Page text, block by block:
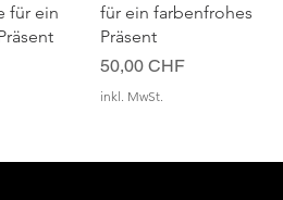
für ein
für ein farbenfrohes
Präsent
Preis
50,00 CHF
inkl. MwSt.